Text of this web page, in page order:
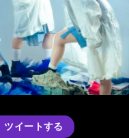
ツイートする